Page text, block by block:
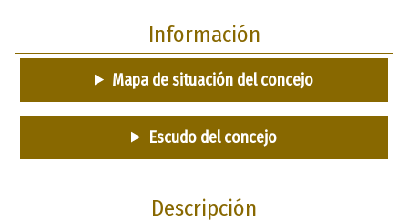
Información
Mapa de situación del concejo
Escudo del concejo
Descripción